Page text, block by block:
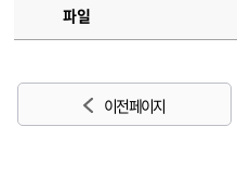
파일
이전 페이지